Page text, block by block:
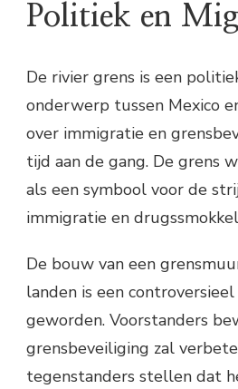
Politiek en
De rivier grens is een
onderwerp tussen Mexico
over immigratie en
tijd aan de gang. De grens
als een symbool voor de
immigratie en
De bouw van een
landen is een
geworden. Voorstanders
grensbeveiliging zal
tegenstanders stellen dat